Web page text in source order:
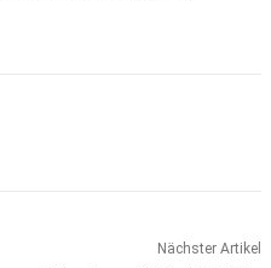
Nächster Artikel